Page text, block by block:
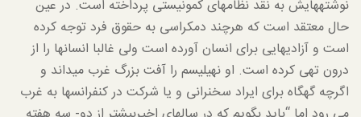
نوشته­هایش به نقد نظام­های کمونیستی پرداخته است. در عین
حال معتقد است که هرچند دمکراسی به حقوق فرد توجه کرده
است و آزادی­هایی برای انسان آورده است ولی غالبا انسان­ها را از
درون تهی کرده است. او نهیلیسم را آفت بزرگ غرب می­داند و
اگرچه گهگاه برای ایراد سخنرانی و یا شرکت در کنفرانس­ها به غرب